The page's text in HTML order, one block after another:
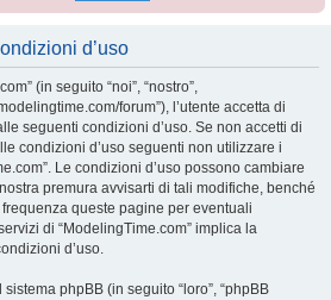
d’uso
(in seguito “noi”, “nostro”,
forum”), l’utente accetta di
seguenti condizioni d’uso. Se non accetti di
condizioni d’uso seguenti non utilizzare i
Le condizioni d’uso possono cambiare
premura avvisarti di tali modifiche, benché
queste pagine per eventuali
di “ModelingTime.com” implica la
d’uso.
phpBB (in seguito “loro”, “phpBB